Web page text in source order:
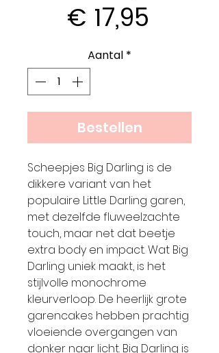
€ 17,95
Aantal *
Bestellen
Scheepjes Big Darling is de
dikkere variant van het
populaire Little Darling garen,
met dezelfde fluweelzachte
touch, maar net dat beetje
extra body en impact. Wat Big
Darling uniek maakt, is het
stijlvolle monochrome
kleurverloop. De heerlijk grote
garencakes hebben prachtig
vloeiende overgangen van
donker naar licht. Big Darling is